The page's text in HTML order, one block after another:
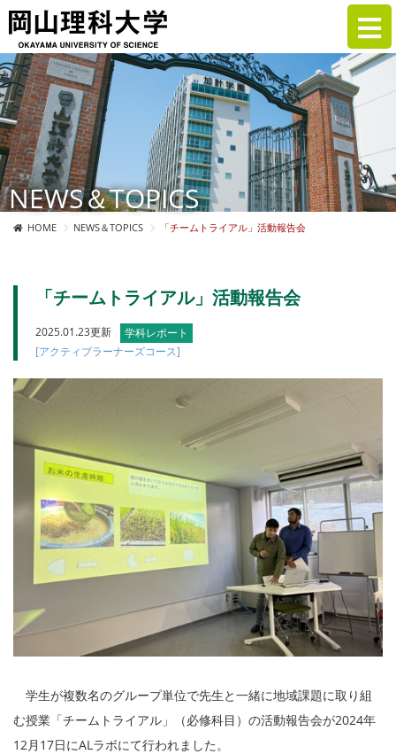
NEWS＆TOPICS
HOME NEWS＆TOPICS 「チームトライアル」活動報告会
「チームトライアル」活動報告会
2025.01.23更新
学科レポート
[アクティブラーナーズコース]
学生が複数名のグループ単位で先生と一緒に地域課題に取り組
む授業「チームトライアル」（必修科目）の活動報告会が2024年
12月17日にALラボにて行われました。